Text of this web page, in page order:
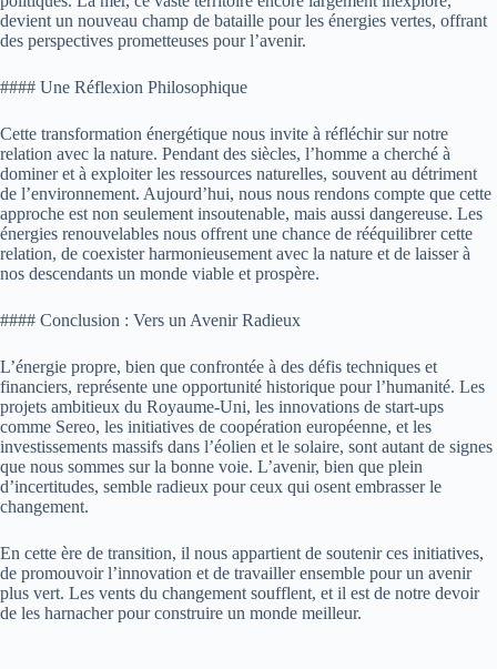
devient un nouveau champ de bataille pour les énergies vertes, offrant
des perspectives prometteuses pour l’avenir.
#### Une Réflexion Philosophique
Cette transformation énergétique nous invite à réfléchir sur notre
relation avec la nature. Pendant des siècles, l’homme a cherché à
dominer et à exploiter les ressources naturelles, souvent au détriment
de l’environnement. Aujourd’hui, nous nous rendons compte que cette
approche est non seulement insoutenable, mais aussi dangereuse. Les
énergies renouvelables nous offrent une chance de rééquilibrer cette
relation, de coexister harmonieusement avec la nature et de laisser à
nos descendants un monde viable et prospère.
#### Conclusion : Vers un Avenir Radieux
L’énergie propre, bien que confrontée à des défis techniques et
financiers, représente une opportunité historique pour l’humanité. Les
projets ambitieux du Royaume-Uni, les innovations de start-ups
comme Sereo, les initiatives de coopération européenne, et les
investissements massifs dans l’éolien et le solaire, sont autant de signes
que nous sommes sur la bonne voie. L’avenir, bien que plein
d’incertitudes, semble radieux pour ceux qui osent embrasser le
changement.
En cette ère de transition, il nous appartient de soutenir ces initiatives,
de promouvoir l’innovation et de travailler ensemble pour un avenir
plus vert. Les vents du changement soufflent, et il est de notre devoir
de les harnacher pour construire un monde meilleur.